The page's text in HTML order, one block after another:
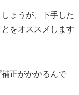
ょうが、下手した
をオススメします
正がかかるんで